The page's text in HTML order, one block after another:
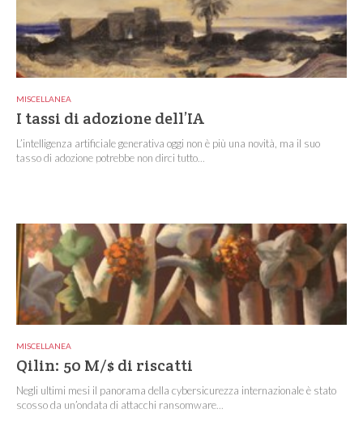
MISCELLANEA
I tassi di adozione dell’IA
L’intelligenza artificiale generativa oggi non è più una novità, ma il suo
tasso di adozione potrebbe non dirci tutto...
MISCELLANEA
Qilin: 50 M/$ di riscatti
Negli ultimi mesi il panorama della cybersicurezza internazionale è stato
scosso da un’ondata di attacchi ransomware...